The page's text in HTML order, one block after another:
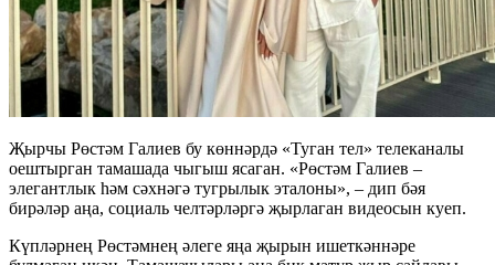
Җырчы Рөстәм Галиев бу көннәрдә «Туган тел» телеканалы
оештырган тамашада чыгыш ясаган. «Рөстәм Галиев –
элегантлык һәм сәхнәгә тугрылык эталоны», – дип бәя
бирәләр аңа, социаль челтәрләргә җырлаган видеосын куеп.
Күпләрнең Рөстәмнең әлеге яңа җырын ишеткәннәре